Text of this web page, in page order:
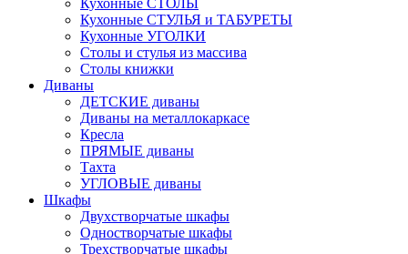
Кухонные СТОЛЫ
Кухонные СТУЛЬЯ и ТАБУРЕТЫ
Кухонные УГОЛКИ
Столы и стулья из массива
Столы книжки
Диваны
ДЕТСКИЕ диваны
Диваны на металлокаркасе
Кресла
ПРЯМЫЕ диваны
Тахта
УГЛОВЫЕ диваны
Шкафы
Двухстворчатые шкафы
Одностворчатые шкафы
Трехстворчатые шкафы